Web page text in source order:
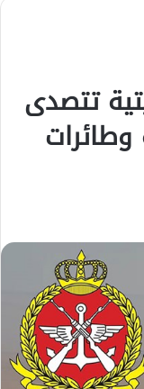
تتصدى